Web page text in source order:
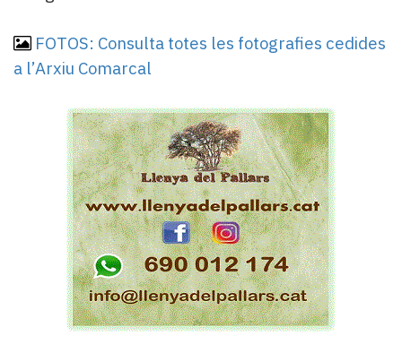
FOTOS: Consulta totes les fotografies cedides
a l’Arxiu Comarcal